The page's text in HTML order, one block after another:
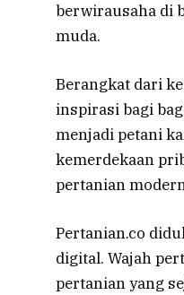
berwirausaha di
muda.
Berangkat dari
inspirasi bagi
menjadi petani
kemerdekaan
pertanian
Pertanian.co
digital. Wajah
pertanian yang